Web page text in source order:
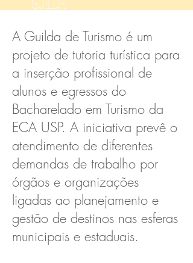
A Guilda de Turismo é um
projeto de tutoria turística para
a inserção profissional de
alunos e egressos do
Bacharelado em Turismo da
ECA USP. A iniciativa prevê o
atendimento de diferentes
demandas de trabalho por
órgãos e organizações
ligadas ao planejamento e
gestão de destinos nas esferas
municipais e estaduais.